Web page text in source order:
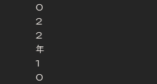
0
2
2
年
1
0